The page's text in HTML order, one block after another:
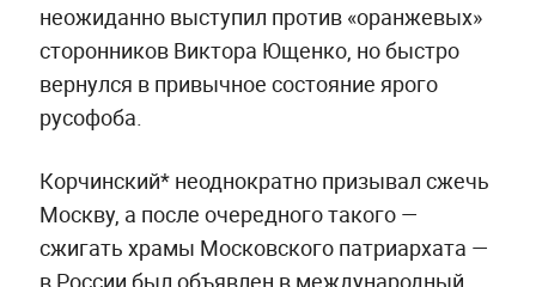
неожиданно выступил против «оранжевых»
сторонников Виктора Ющенко, но быстро
вернулся в привычное состояние ярого
русофоба.
Корчинский* неоднократно призывал сжечь
Москву, а после очередного такого —
сжигать храмы Московского патриархата —
в России был объявлен в международный